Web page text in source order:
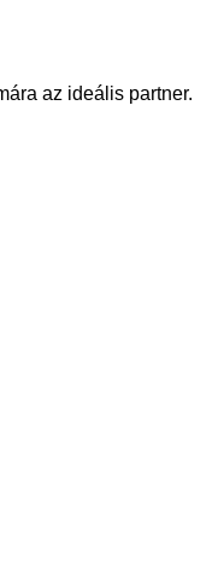
az ideális partner.